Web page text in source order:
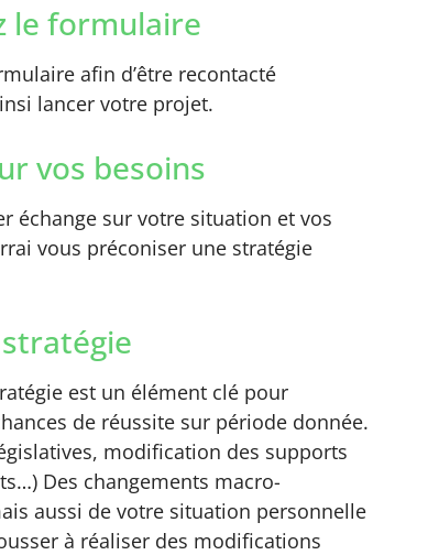
le formulaire
afin d’être recontacté
lancer votre projet.
vos besoins
échange sur votre situation et vos
vous préconiser une stratégie
est un élément clé pour
de réussite sur période donnée.
modification des supports
Des changements macro-
aussi de votre situation personnelle
à réaliser des modifications